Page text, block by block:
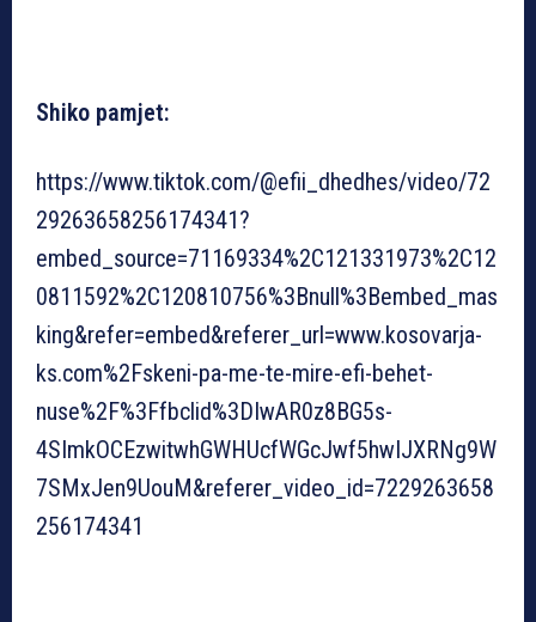
Shiko pamjet:
https://www.tiktok.com/@efii_dhedhes/video/72
29263658256174341?
embed_source=71169334%2C121331973%2C12
0811592%2C120810756%3Bnull%3Bembed_mas
king&refer=embed&referer_url=www.kosovarja-
ks.com%2Fskeni-pa-me-te-mire-efi-behet-
nuse%2F%3Ffbclid%3DIwAR0z8BG5s-
4SImkOCEzwitwhGWHUcfWGcJwf5hwIJXRNg9W
7SMxJen9UouM&referer_video_id=7229263658
256174341